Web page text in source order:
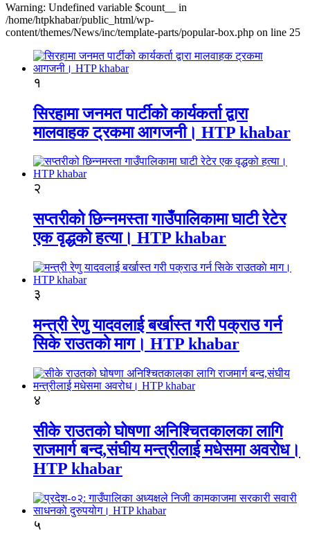
Warning: Undefined variable $count__ in
/home/htpkhabar/public_html/wp-
content/themes/News/inc/template-parts/popular-box.php on line 25
१
सिरहामा जनमत पार्टीको कार्यकर्ता द्वारा
मालवाहक ट्रकमा आगजनी। HTP khabar
२
सप्तरीको छिन्नमस्ता गाउँपालिकामा घाटी रेटेर
एक वृद्धको हत्या। HTP khabar
३
मन्त्री रेणु यादवलाई बर्खास्त गरी पक्राउ गर्न
सिके राउतकाे माग। HTP khabar
४
सीके राउतको घोषणा अनिश्चितकालका लागि
राजमार्ग बन्द,संघीय मन्त्रीलाई मधेसमा अवरोध।
HTP khabar
५